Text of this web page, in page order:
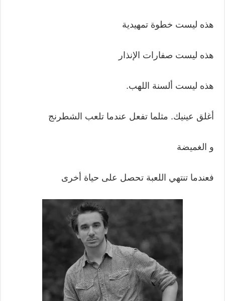
هذه ليست خطوة تمهيدية
هذه ليست صفارات الإنذار
هذه ليست ألسنة اللهب.
أغلق عينيك. مثلما تفعل عندما تلعب الشطرنج
و الغميضة
فعندما تنتهي اللعبة تحصل على حياة أخرى